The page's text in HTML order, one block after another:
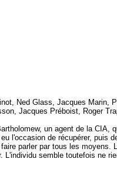
Ned Glass, Jacques Marin,
Jacques Préboist, Roger
un agent de la CIA,
l'occasion de récupérer, puis
parler par tous les moyens.
semble toutefois ne